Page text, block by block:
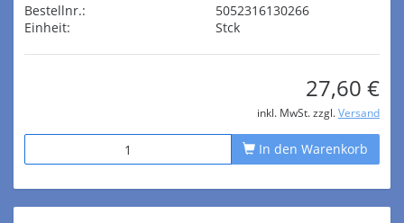
Bestellnr.:
5052316130266
Einheit:
Stck
27,60 €
inkl. MwSt. zzgl. Versand
In den Warenkorb